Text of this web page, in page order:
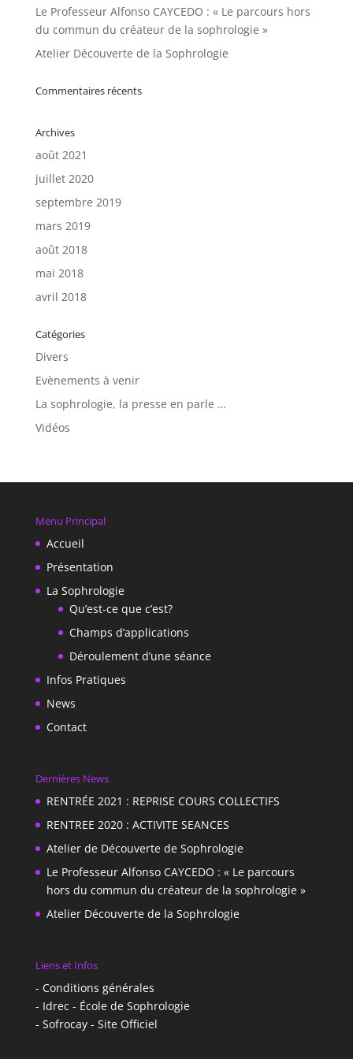
Le Professeur Alfonso CAYCEDO : « Le parcours hors
du commun du créateur de la sophrologie »
Atelier Découverte de la Sophrologie
Commentaires récents
Archives
août 2021
juillet 2020
septembre 2019
mars 2019
août 2018
mai 2018
avril 2018
Catégories
Divers
Evènements à venir
La sophrologie, la presse en parle …
Vidéos
Menu Principal
Accueil
Présentation
La Sophrologie
Qu’est-ce que c’est?
Champs d’applications
Déroulement d’une séance
Infos Pratiques
News
Contact
Dernières News
RENTRÉE 2021 : REPRISE COURS COLLECTIFS
RENTREE 2020 : ACTIVITE SEANCES
Atelier de Découverte de Sophrologie
Le Professeur Alfonso CAYCEDO : « Le parcours
hors du commun du créateur de la sophrologie »
Atelier Découverte de la Sophrologie
Liens et Infos
- Conditions générales
- Idrec - École de Sophrologie
- Sofrocay - Site Officiel